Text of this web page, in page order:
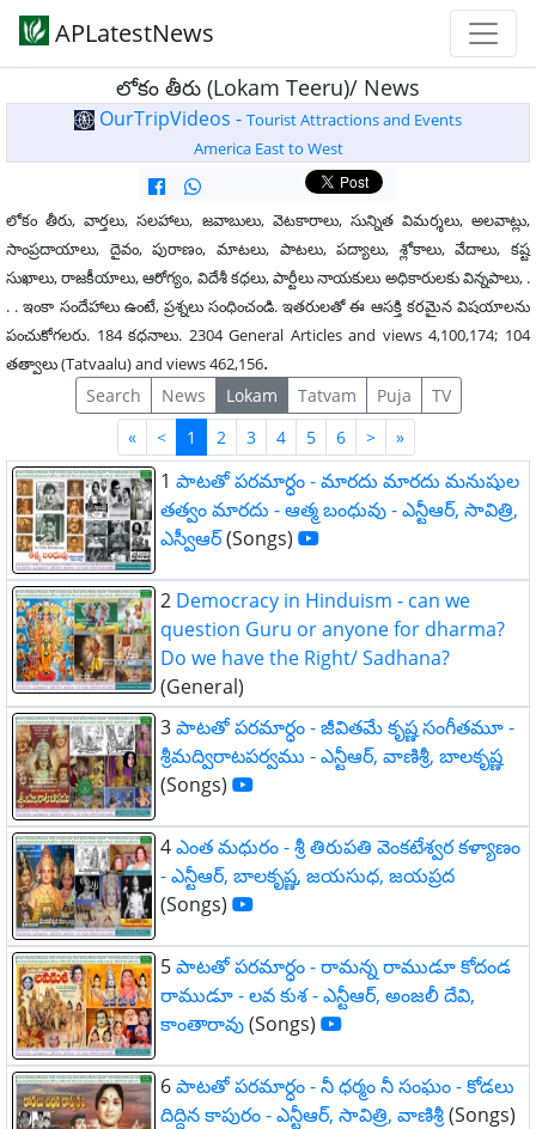
APLatestNews
లోకం తీరు (Lokam Teeru)/ News
OurTripVideos - Tourist Attractions and Events
America East to West
లోకం తీరు, వార్తలు, సలహాలు, జవాబులు, వెటకారాలు, సున్నిత విమర్శలు, అలవాట్లు,
సాంప్రదాయాలు, దైవం, పురాణం, మాటలు, పాటలు, పద్యాలు, శ్లోకాలు, వేదాలు, కష్ట
సుఖాలు, రాజకీయాలు, ఆరోగ్యం, విదేశీ కధలు, పార్టీలు నాయకులు అధికారులకు విన్నపాలు, .
. . ఇంకా సందేహాలు ఉంటే, ప్రశ్నలు సంధించండి. ఇతరులతో ఈ ఆసక్తి కరమైన విషయాలను
పంచుకోగలరు. 184 కధనాలు. 2304 General Articles and views 4,100,174; 104
తత్వాలు (Tatvaalu) and views 462,156.
Search News Lokam Tatvam Puja
TV
«First
< 1 2 3 4 5 6 > »Last
1 పాటతో పరమార్ధం - మారదు మారదు మనుషుల
తత్వం మారదు - ఆత్మ బంధువు - ఎన్టీఆర్, సావిత్రి,
ఎస్వీఆర్(Songs)
2 Democracy in Hinduism - can we
question Guru or anyone for dharma?
Do we have the Right/ Sadhana?
(General)
3పాటతో పరమార్ధం - జీవితమే కృష్ణ సంగీతమూ -
శ్రీమద్విరాటపర్వము - ఎన్టీఆర్, వాణిశ్రీ, బాలకృష్ణ
(Songs)
4ఎంత మధురం - శ్రీ తిరుపతి వెంకటేశ్వర కళ్యాణం
- ఎన్టీఆర్, బాలకృష్ణ, జయసుధ, జయప్రద
(Songs)
5పాటతో పరమార్ధం - రామన్న రాముడూ కోదండ
రాముడూ - లవ కుశ - ఎన్టీఆర్, అంజలీ దేవి,
కాంతారావు(Songs)
6పాటతో పరమార్ధం - నీ ధర్మం నీ సంఘం - కోడలు
దిద్దిన కాపురం - ఎన్టీఆర్, సావిత్రి, వాణిశ్రీ(Songs)